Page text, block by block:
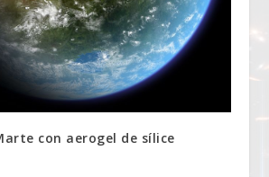
con aerogel de sílice